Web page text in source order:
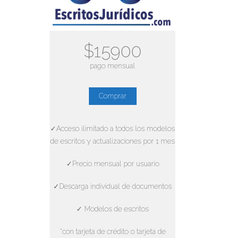
$15900
pago mensual
Comprar
✓Acceso ilimitado a todos los modelos
de escritos y actualizaciones por 1 mes
✓Precio mensual por usuario
✓Descarga individual de documentos
✓ Modelos de escritos
*con tarjeta de crédito o tarjeta de